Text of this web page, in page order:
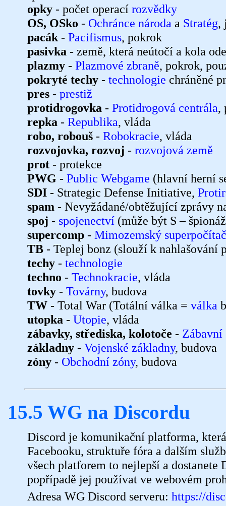
opky - počet operací rozvědky
OS, OSko - Ochránce národa a Stratég,
pacák - Pacifismus, pokrok
pasivka - země, která neútočí a kola
plazmy - Plazmové zbraně, pokrok,
pokryté techy - technologie chráněné
pres - prestiž
protidrogovka - Protidrogová centrála,
repka - Republika, vláda
robo, robouš - Robokracie, vláda
rozvojovka, rozvoj - rozvojová země
prot - protekce
PWG - Public Webgame (hlavní herní
SDI - Strategic Defense Initiative,
spam - Nevyžádané/obtěžující zprávy
spoj - spojenectví (může být S –
supercomp - Mimozemský superpočítač
TB - Teplej bonz (slouží k nahlašování
techy - technologie
techno - Technokracie, vláda
tovky - Továrny, budova
TW - Total War (Totální válka = válka
utopka - Utopie, vláda
zábavky, střediska, kolotoče - Zábavní
základny - Vojenské základny, budova
zóny - Obchodní zóny, budova
15.5 WG na Discordu
Discord je komunikační platforma,
Facebooku, struktuře fóra a dalším
všech platforem to nejlepší a
popřípadě jej používat ve webovém
Adresa WG Discord serveru: https://